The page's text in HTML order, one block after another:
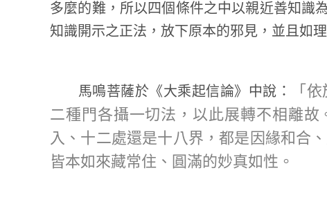
多麼的難，所以四個條件之中以親近善知識
知識開示之正法，放下原本的邪見，並且如
馬鳴菩薩於《大乘起信論》中說：
「
二種門各攝一切法，以此展轉不相離故
入、十二處還是十八界，都是因緣和合
皆本如來藏常住、圓滿的妙真如性。